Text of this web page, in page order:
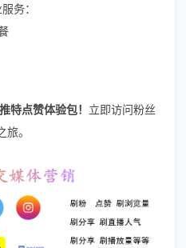
务：
特点赞体验包！ 立即访问粉丝
。